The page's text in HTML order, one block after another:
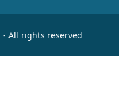
All rights reserved